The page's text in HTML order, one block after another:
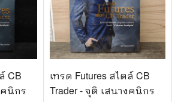
CB
คนิกร
เทรด Futures สไตล์ CB
Trader - จุติ เสนางคนิกร